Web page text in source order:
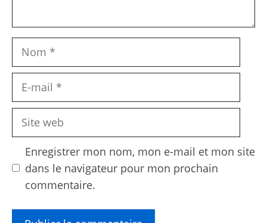
Nom
Site
Enregistrer mon nom, mon e-mail et mon site
dans le navigateur pour mon prochain
commentaire.